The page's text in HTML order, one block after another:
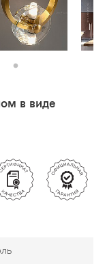
в виде